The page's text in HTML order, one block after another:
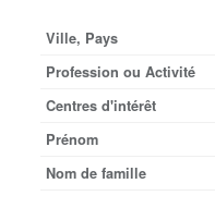
Ville, Pays
Profession ou Activité
Centres d'intérêt
Prénom
Nom de famille